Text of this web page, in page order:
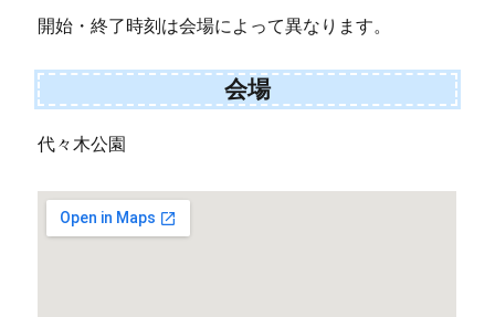
開始・終了時刻は会場によって異なります。
会場
代々木公園